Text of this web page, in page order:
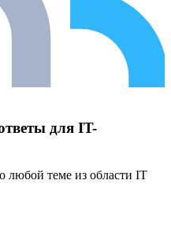
для IT-
любой теме из области IT